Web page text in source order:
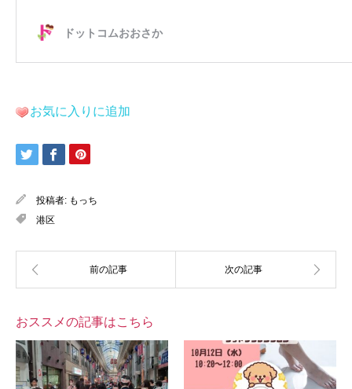
お気に入りに追加
投稿者: もっち
港区
おススメの記事はこちら